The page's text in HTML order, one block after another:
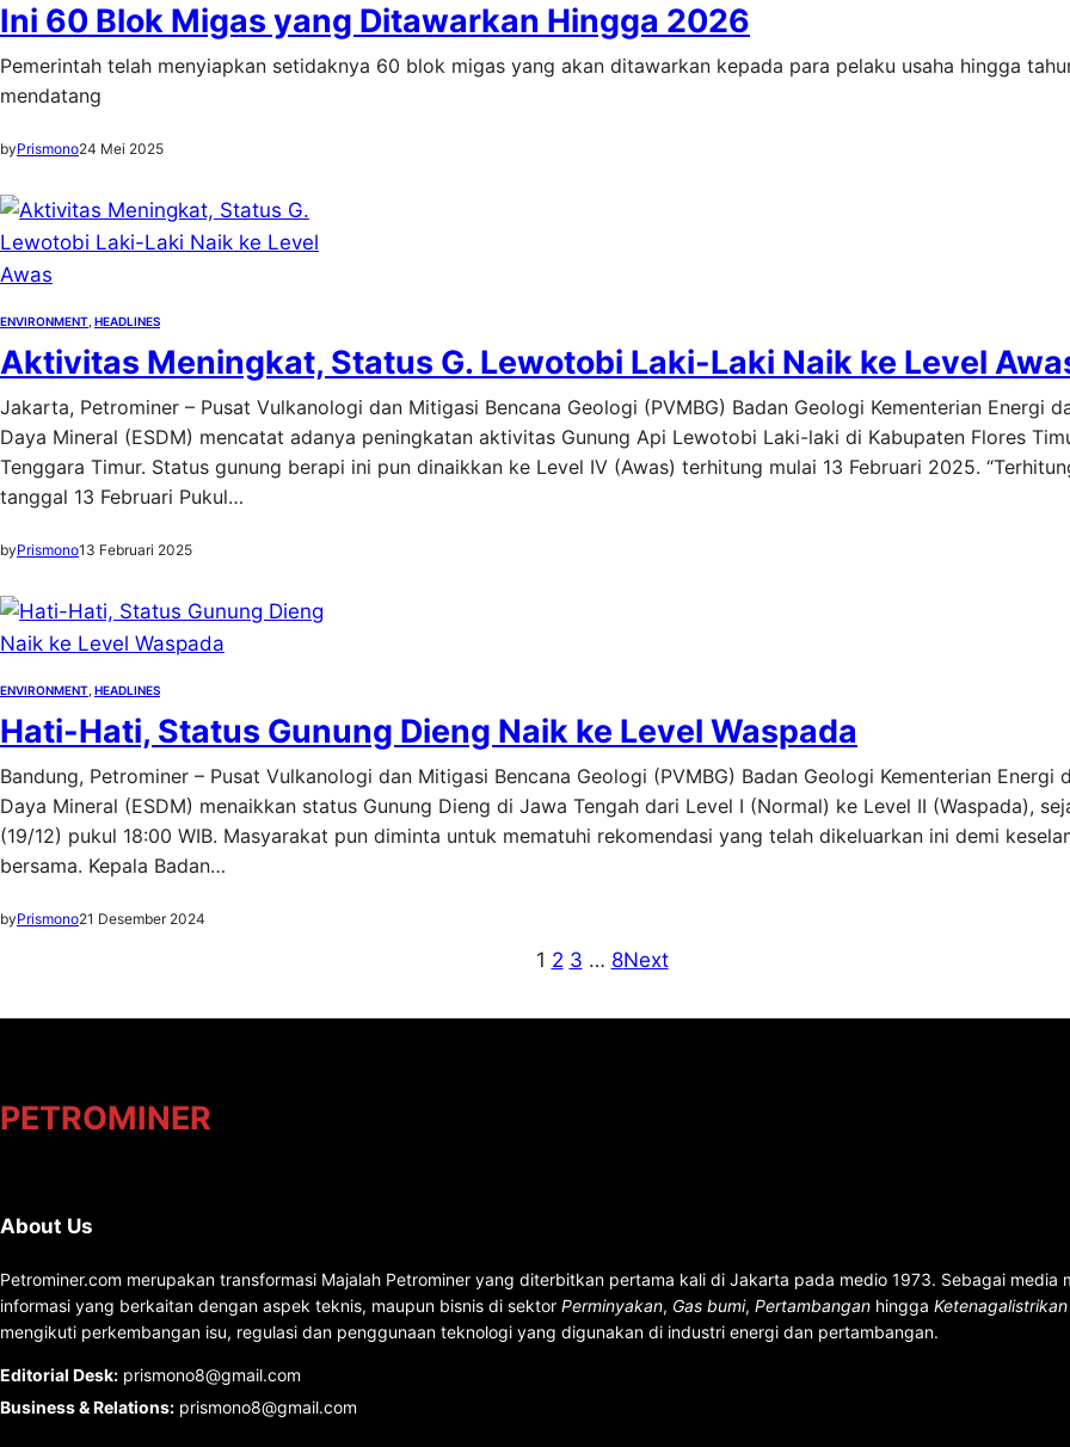
Ini 60 Blok Migas yang Ditawarkan Hingga 2026
Pemerintah telah menyiapkan setidaknya 60 blok migas yang akan ditawarkan kepada para pelaku usaha hingga
mendatang
byPrismono24 Mei 2025
ENVIRONMENT HEADLINES
Aktivitas Meningkat, Status G. Lewotobi Laki-Laki Naik ke Level
Jakarta, Petrominer – Pusat Vulkanologi dan Mitigasi Bencana Geologi (PVMBG) Badan Geologi Kementerian Energi
Daya Mineral (ESDM) mencatat adanya peningkatan aktivitas Gunung Api Lewotobi Laki-laki di Kabupaten Flores
Tenggara Timur. Status gunung berapi ini pun dinaikkan ke Level IV (Awas) terhitung mulai 13 Februari 2025.
tanggal 13 Februari Pukul…
byPrismono13 Februari 2025
ENVIRONMENT HEADLINES
Hati-Hati, Status Gunung Dieng Naik ke Level Waspada
Bandung, Petrominer – Pusat Vulkanologi dan Mitigasi Bencana Geologi (PVMBG) Badan Geologi Kementerian Energi
Daya Mineral (ESDM) menaikkan status Gunung Dieng di Jawa Tengah dari Level I (Normal) ke Level II (Waspada),
(19/12) pukul 18:00 WIB. Masyarakat pun diminta untuk mematuhi rekomendasi yang telah dikeluarkan ini demi
bersama. Kepala Badan…
byPrismono21 Desember 2024
1 2 3 … 8Next
PETROMINER
About Us
Petrominer.com merupakan transformasi Majalah Petrominer yang diterbitkan pertama kali di Jakarta pada medio 1973. Sebagai media
informasi yang berkaitan dengan aspek teknis, maupun bisnis di sektor Perminyakan, Gas bumi, Pertambangan hingga
mengikuti perkembangan isu, regulasi dan penggunaan teknologi yang digunakan di industri energi dan pertambangan.
Editorial Desk: prismono8@gmail.com
Business & Relations: prismono8@gmail.com